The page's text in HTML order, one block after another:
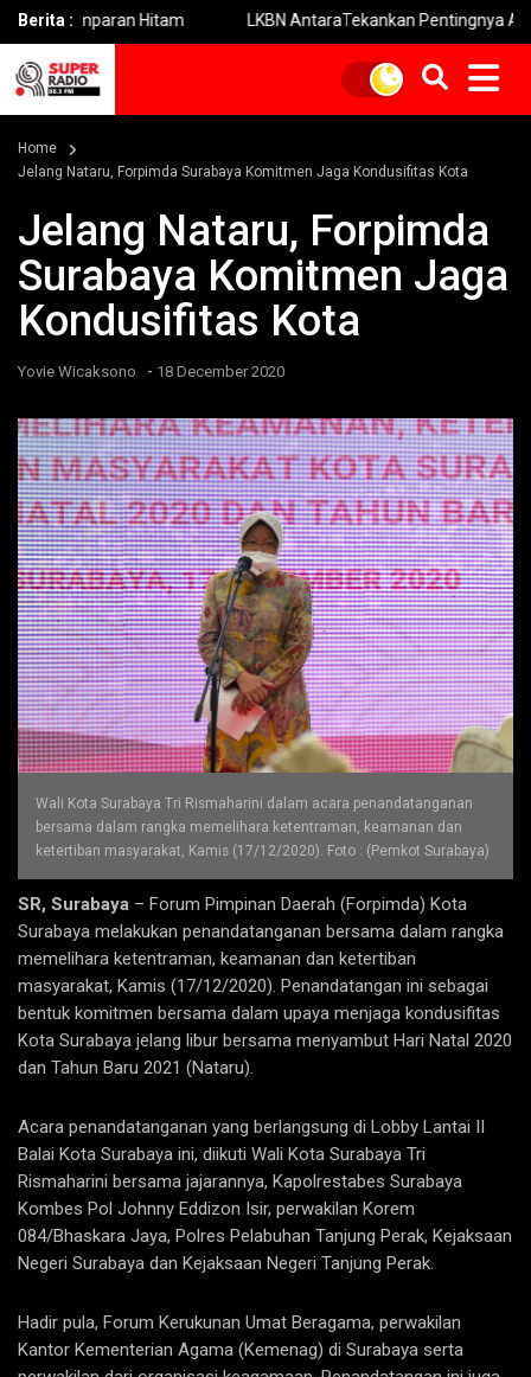
Berita :
Hitam LKBN AntaraTekankan Pentingnya Adaptasi bagi
Home
Jelang Nataru, Forpimda Surabaya Komitmen Jaga Kondusifitas Kota
Jelang Nataru, Forpimda
Surabaya Komitmen Jaga
Kondusifitas Kota
Yovie Wicaksono - 18 December 2020
Wali Kota Surabaya Tri Rismaharini dalam acara penandatanganan
bersama dalam rangka memelihara ketentraman, keamanan dan
ketertiban masyarakat, Kamis (17/12/2020). Foto : (Pemkot Surabaya)
SR, Surabaya – Forum Pimpinan Daerah (Forpimda) Kota
Surabaya melakukan penandatanganan bersama dalam rangka
memelihara ketentraman, keamanan dan ketertiban
masyarakat, Kamis (17/12/2020). Penandatangan ini sebagai
bentuk komitmen bersama dalam upaya menjaga kondusifitas
Kota Surabaya jelang libur bersama menyambut Hari Natal 2020
dan Tahun Baru 2021 (Nataru).
Acara penandatanganan yang berlangsung di Lobby Lantai II
Balai Kota Surabaya ini, diikuti Wali Kota Surabaya Tri
Rismaharini bersama jajarannya, Kapolrestabes Surabaya
Kombes Pol Johnny Eddizon Isir, perwakilan Korem
084/Bhaskara Jaya, Polres Pelabuhan Tanjung Perak, Kejaksaan
Negeri Surabaya dan Kejaksaan Negeri Tanjung Perak.
Hadir pula, Forum Kerukunan Umat Beragama, perwakilan
Kantor Kementerian Agama (Kemenag) di Surabaya serta